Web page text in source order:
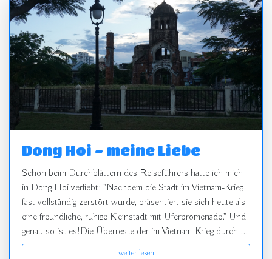
Dong Hoi - meine Liebe
Schon beim Durchblättern des Reiseführers hatte ich mich
in Dong Hoi verliebt: "Nachdem die Stadt im Vietnam-Krieg
fast vollständig zerstört wurde, präsentiert sie sich heute als
eine freundliche, ruhige Kleinstadt mit Uferpromenade." Und
genau so ist es!Die Überreste der im Vietnam-Krieg durch ...
weiter lesen